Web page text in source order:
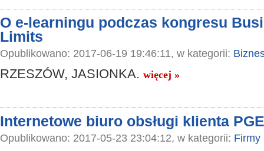
O e-learningu podczas kongresu
Limits
Opublikowano: 2017-06-19 19:46:11, w kategorii:
RZESZÓW, JASIONKA. więcej »
Internetowe biuro obsługi klienta
Opublikowano: 2017-05-23 23:04:12, w kategorii: Firmy